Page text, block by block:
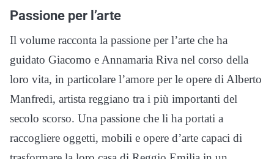
Passione per l’arte
Il volume racconta la passione per l’arte che ha
guidato Giacomo e Annamaria Riva nel corso della
loro vita, in particolare l’amore per le opere di Alberto
Manfredi, artista reggiano tra i più importanti del
secolo scorso. Una passione che li ha portati a
raccogliere oggetti, mobili e opere d’arte capaci di